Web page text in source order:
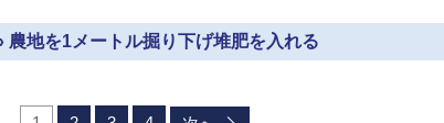
農地を1メートル掘り下げ堆肥を入れる